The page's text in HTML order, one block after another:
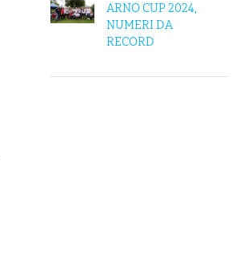
ARNO CUP 2024,
NUMERI DA
RECORD